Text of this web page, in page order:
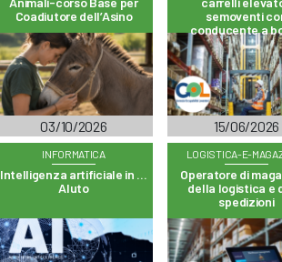
Coadiutore dell’Asino
03/10/2026
semoventi
conducente a
15/06/2026
INFORMATICA
Intelligenza artificiale in …
AIuto
LOGISTICA-E-
Operatore di
della logistica e
spedizioni